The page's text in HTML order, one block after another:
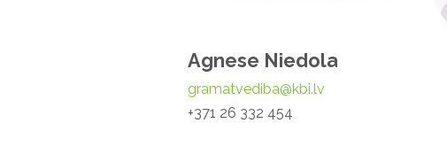
Agnese Niedola
gramatvediba@kbi.lv
+371 26 332 454